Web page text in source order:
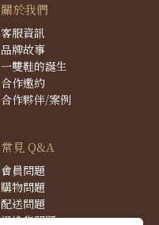
關於我們
客服資訊
品牌故事
一雙鞋的誕生
合作邀約
合作夥伴/案例
常見 Q&A
會員問題
購物問題
配送問題
退換貨問題